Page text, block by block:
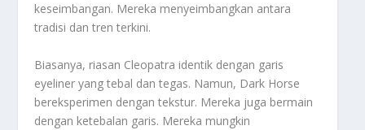
keseimbangan. Mereka menyeimbangkan antara
tradisi dan tren terkini.
Biasanya, riasan Cleopatra identik dengan garis
eyeliner yang tebal dan tegas. Namun, Dark Horse
bereksperimen dengan tekstur. Mereka juga bermain
dengan ketebalan garis. Mereka mungkin